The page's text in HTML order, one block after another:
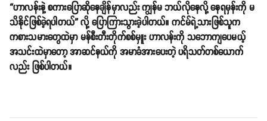
“ဟာလန်းနဲ့ စကားပြောဆိုနေချိန်မှာလည်း ကျွန်မ ဘယ်လိုနေလို့ နေရမှန်းကို မ
သိနိုင်ဖြစ်ခဲ့ရပါတယ်” လို့ ပြောကြားသွားခဲ့ပါတယ်။ ကင်မ်ရဲ့သားဖြစ်သူက
ကစားသမားတွေထဲမှာ မန်စီးတီးတိုက်စစ်မှူး ဟာလန်းကို သဘောကျပေမယ့်
အသင်းထဲမှာတော့ အာဆင်နယ်ကို အမာခံအားပေးတဲ့ ပရိသတ်တစ်ယောက်
လည်း ဖြစ်ပါတယ်။